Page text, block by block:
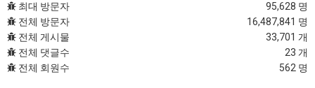
최대 방문자
95,628 명
전체 방문자
16,487,841 명
전체 게시물
33,701 개
전체 댓글수
23 개
전체 회원수
562 명